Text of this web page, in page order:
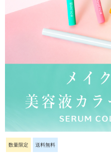
数量限定 送料無料